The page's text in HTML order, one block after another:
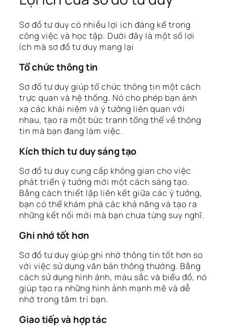
Sơ đồ tư duy có nhiều lợi ích đáng kể trong
công việc và học tập. Dưới đây là một số lợi
ích mà sơ đồ tư duy mang lại
Tổ chức thông tin
Sơ đồ tư duy giúp tổ chức thông tin một cách
trực quan và hệ thống. Nó cho phép bạn ánh
xạ các khái niệm và ý tưởng liên quan với
nhau, tạo ra một bức tranh tổng thể về thông
tin mà bạn đang làm việc.
Kích thích tư duy sáng tạo
Sơ đồ tư duy cung cấp không gian cho việc
phát triển ý tưởng mới một cách sáng tạo.
Bằng cách thiết lập liên kết giữa các ý tưởng,
bạn có thể khám phá các khả năng và tạo ra
những kết nối mới mà bạn chưa từng suy nghĩ.
Ghi nhớ tốt hơn
Sơ đồ tư duy giúp ghi nhớ thông tin tốt hơn so
với việc sử dụng văn bản thông thường. Bằng
cách sử dụng hình ảnh, màu sắc và biểu đồ, nó
giúp tạo ra những hình ảnh mạnh mẽ và dễ
nhớ trong tâm trí bạn.
Giao tiếp và hợp tác